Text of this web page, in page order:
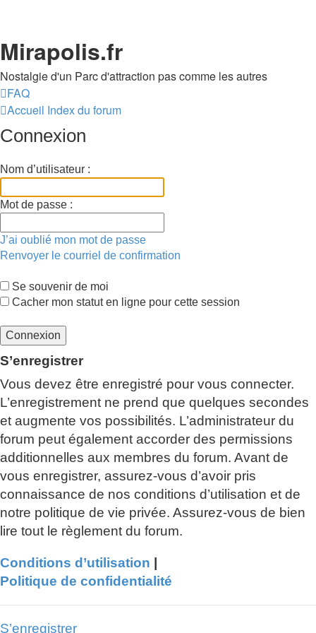
Mirapolis.fr
Nostalgie d'un Parc d'attraction pas comme les autres
FAQ
Accueil Index du forum
Connexion
Nom d’utilisateur :
Mot de passe :
J’ai oublié mon mot de passe
Renvoyer le courriel de confirmation
Se souvenir de moi
Cacher mon statut en ligne pour cette session
S’enregistrer
Vous devez être enregistré pour vous connecter.
L’enregistrement ne prend que quelques secondes
et augmente vos possibilités. L’administrateur du
forum peut également accorder des permissions
additionnelles aux membres du forum. Avant de
vous enregistrer, assurez-vous d’avoir pris
connaissance de nos conditions d’utilisation et de
notre politique de vie privée. Assurez-vous de bien
lire tout le règlement du forum.
Conditions d’utilisation
Politique de confidentialité
S’enregistrer